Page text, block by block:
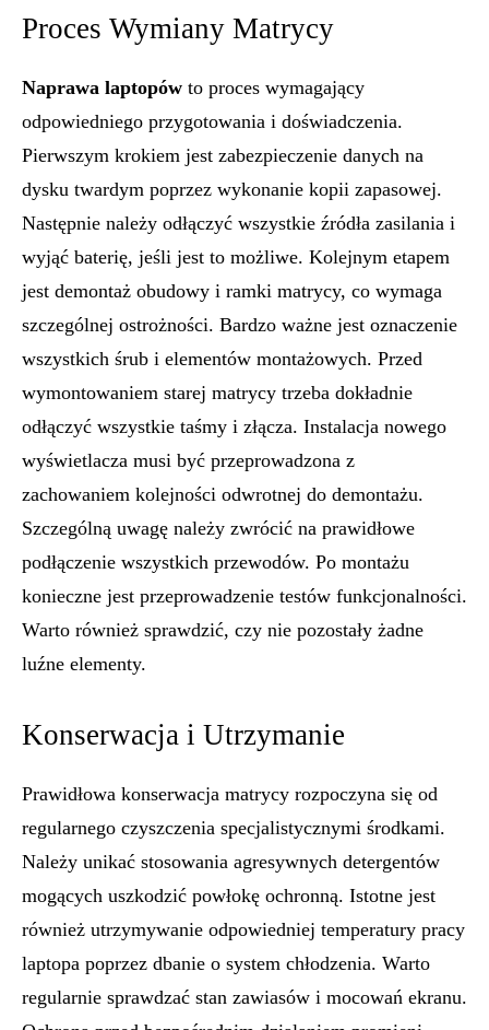
Proces Wymiany Matrycy
Naprawa laptopów to proces wymagający
odpowiedniego przygotowania i doświadczenia.
Pierwszym krokiem jest zabezpieczenie danych na
dysku twardym poprzez wykonanie kopii zapasowej.
Następnie należy odłączyć wszystkie źródła zasilania i
wyjąć baterię, jeśli jest to możliwe. Kolejnym etapem
jest demontaż obudowy i ramki matrycy, co wymaga
szczególnej ostrożności. Bardzo ważne jest oznaczenie
wszystkich śrub i elementów montażowych. Przed
wymontowaniem starej matrycy trzeba dokładnie
odłączyć wszystkie taśmy i złącza. Instalacja nowego
wyświetlacza musi być przeprowadzona z
zachowaniem kolejności odwrotnej do demontażu.
Szczególną uwagę należy zwrócić na prawidłowe
podłączenie wszystkich przewodów. Po montażu
konieczne jest przeprowadzenie testów funkcjonalności.
Warto również sprawdzić, czy nie pozostały żadne
luźne elementy.
Konserwacja i Utrzymanie
Prawidłowa konserwacja matrycy rozpoczyna się od
regularnego czyszczenia specjalistycznymi środkami.
Należy unikać stosowania agresywnych detergentów
mogących uszkodzić powłokę ochronną. Istotne jest
również utrzymywanie odpowiedniej temperatury pracy
laptopa poprzez dbanie o system chłodzenia. Warto
regularnie sprawdzać stan zawiasów i mocowań ekranu.